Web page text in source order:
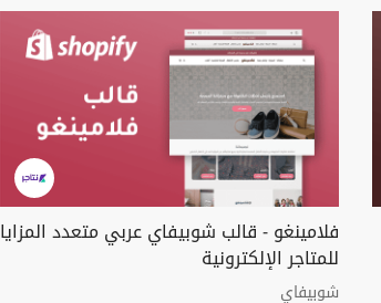
فلامينغو - قالب شوبيفاي عربي متعدد المزايا
للمتاجر الإلكترونية
شوبيفاي